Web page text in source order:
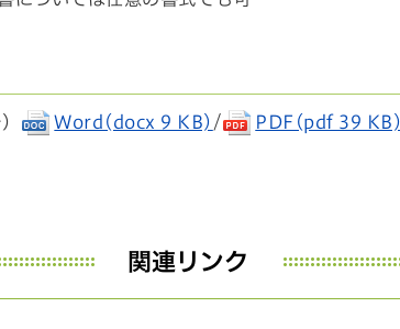
Word(docx 9 KB) / PDF(pdf 39 KB)
関連リンク